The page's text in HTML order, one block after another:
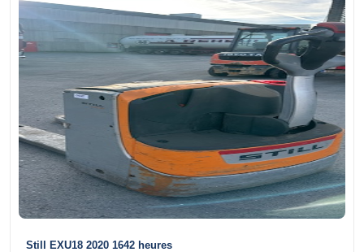
Still EXU18 2020 1642 heures